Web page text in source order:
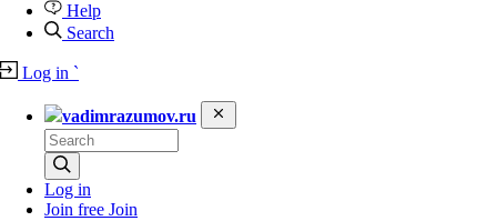
Help
Search
Log in `
vadimrazumov.ru
Log in
Join free Join